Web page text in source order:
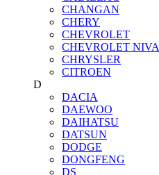
CHANGAN
CHERY
CHEVROLET
CHEVROLET NIVA
CHRYSLER
CITROEN
D
DACIA
DAEWOO
DAIHATSU
DATSUN
DODGE
DONGFENG
DS